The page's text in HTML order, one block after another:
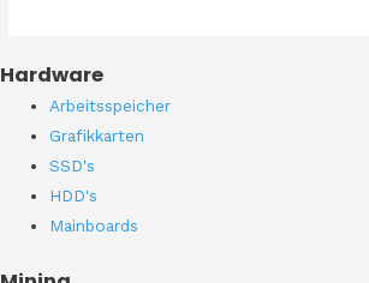
Hardware
Arbeitsspeicher
Grafikkarten
SSD's
HDD's
Mainboards